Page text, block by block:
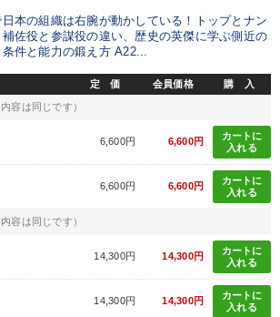
本の組織は右腕が動かしている！トップとナン
佐役と参謀役の違い、歴史の英傑に学ぶ側近の
件と能力の鍛え方 A22...
定 価 会員価格 購 入
容は同じです）
6,600円 6,600円
カートに
入れる
6,600円 6,600円
カートに
入れる
容は同じです）
14,300円 14,300円
カートに
入れる
14,300円 14,300円
カートに
入れる